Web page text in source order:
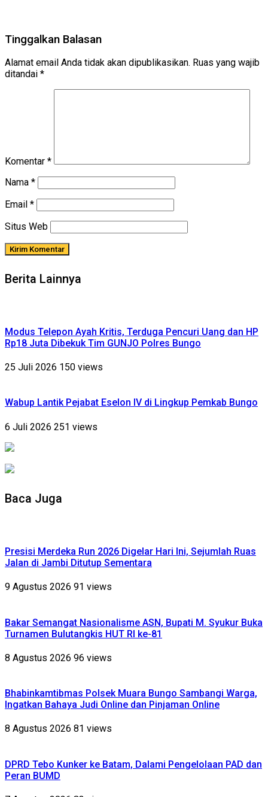
Tinggalkan Balasan
Alamat email Anda tidak akan dipublikasikan. Ruas yang wajib
ditandai *
Komentar *
Nama *
Email *
Situs Web
Berita Lainnya
Modus Telepon Ayah Kritis, Terduga Pencuri Uang dan HP
Rp18 Juta Dibekuk Tim GUNJO Polres Bungo
25 Juli 2026 150 views
Wabup Lantik Pejabat Eselon IV di Lingkup Pemkab Bungo
6 Juli 2026 251 views
Baca Juga
Presisi Merdeka Run 2026 Digelar Hari Ini, Sejumlah Ruas
Jalan di Jambi Ditutup Sementara
9 Agustus 2026 91 views
Bakar Semangat Nasionalisme ASN, Bupati M. Syukur Buka
Turnamen Bulutangkis HUT RI ke-81
8 Agustus 2026 96 views
Bhabinkamtibmas Polsek Muara Bungo Sambangi Warga,
Ingatkan Bahaya Judi Online dan Pinjaman Online
8 Agustus 2026 81 views
DPRD Tebo Kunker ke Batam, Dalami Pengelolaan PAD dan
Peran BUMD